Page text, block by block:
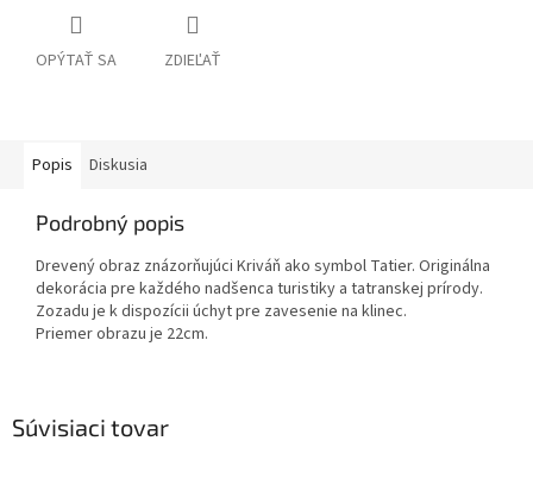
OPÝTAŤ SA ZDIEĽAŤ
Popis Diskusia
Podrobný popis
Drevený obraz znázorňujúci Kriváň ako symbol Tatier. Originálna
dekorácia pre každého nadšenca turistiky a tatranskej prírody.
Zozadu je k dispozícii úchyt pre zavesenie na klinec.
Priemer obrazu je 22cm.
Súvisiaci tovar